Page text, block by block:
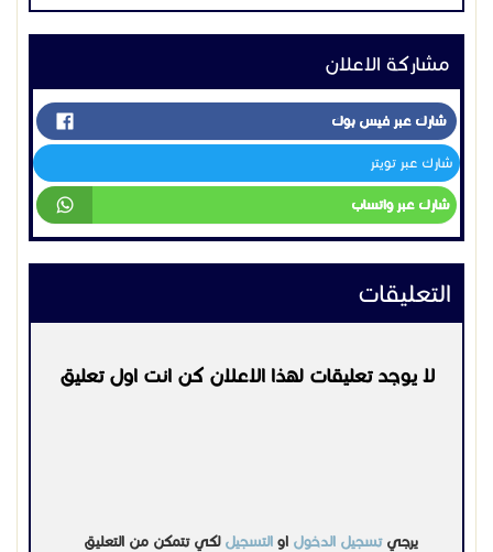
مشاركة الاعلان
شارك عبر فيس بوك
شارك عبر تويتر
شارك عبر واتساب
التعليقات
لا يوجد تعليقات لهذا الاعلان كن انت اول تعليق
يرجيتسجيل الدخول او التسجيل لكي تتمكن من التعليق